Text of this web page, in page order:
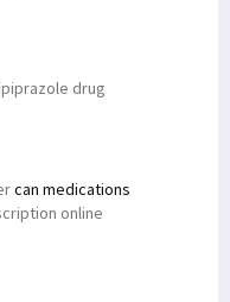
drug
can medications
online